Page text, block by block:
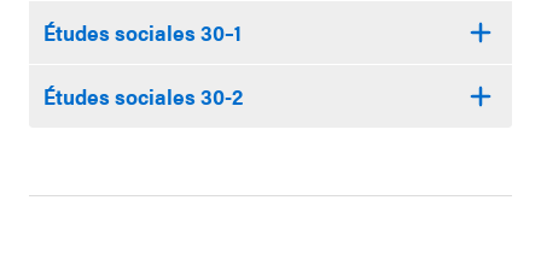
Études sociales 30–1
Études sociales 30-2